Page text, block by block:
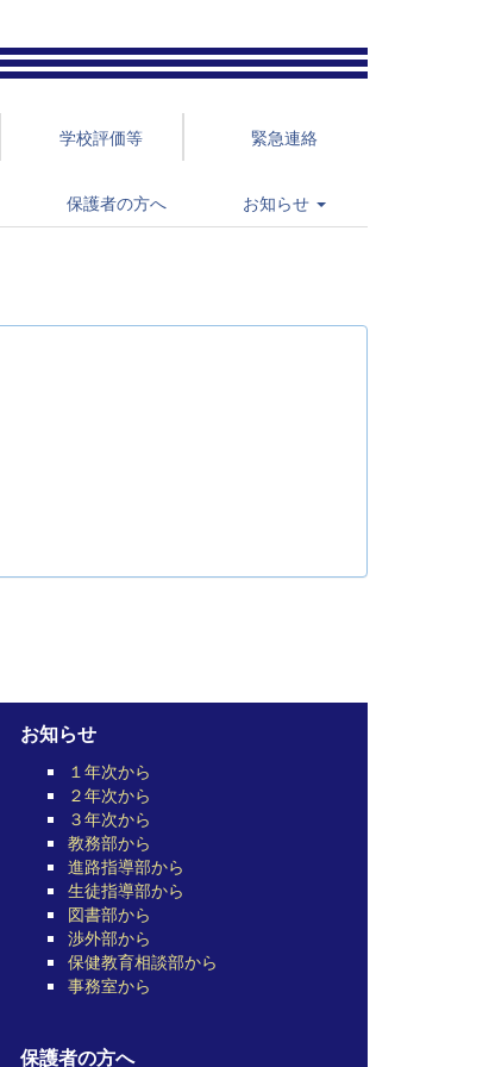
学校評価等 緊急連絡
保護者の方へ お知らせ
お知らせ
１年次から
２年次から
３年次から
教務部から
進路指導部から
生徒指導部から
図書部から
渉外部から
保健教育相談部から
事務室から
保護者の方へ